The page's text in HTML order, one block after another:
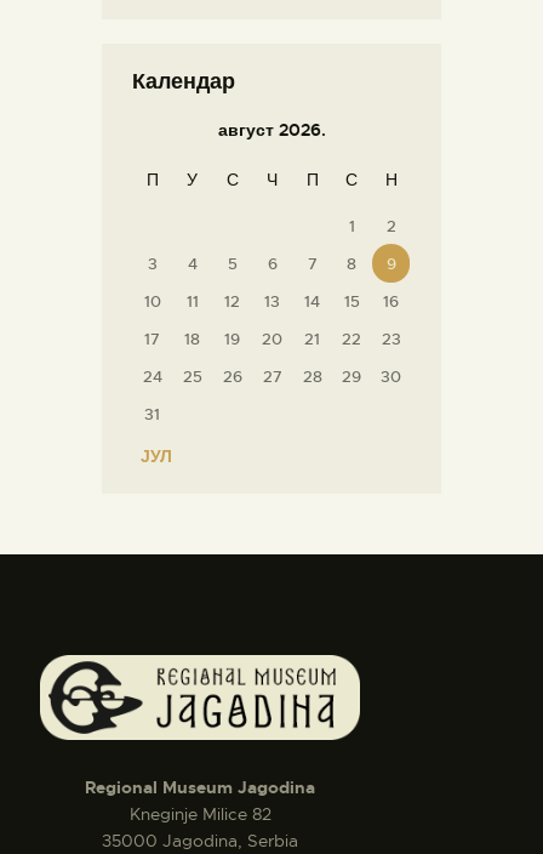
Календар
август 2026.
П У С Ч П С Н
1
2
3
4 5 6 7 8
9
10
11 12 13 14 15
16
17
18 19 20 21 22
23
24
25 26 27 28 29
30
31
« ЈУЛ
Regional Museum Jagodina
Kneginje Milice 82
35000 Jagodina, Serbia